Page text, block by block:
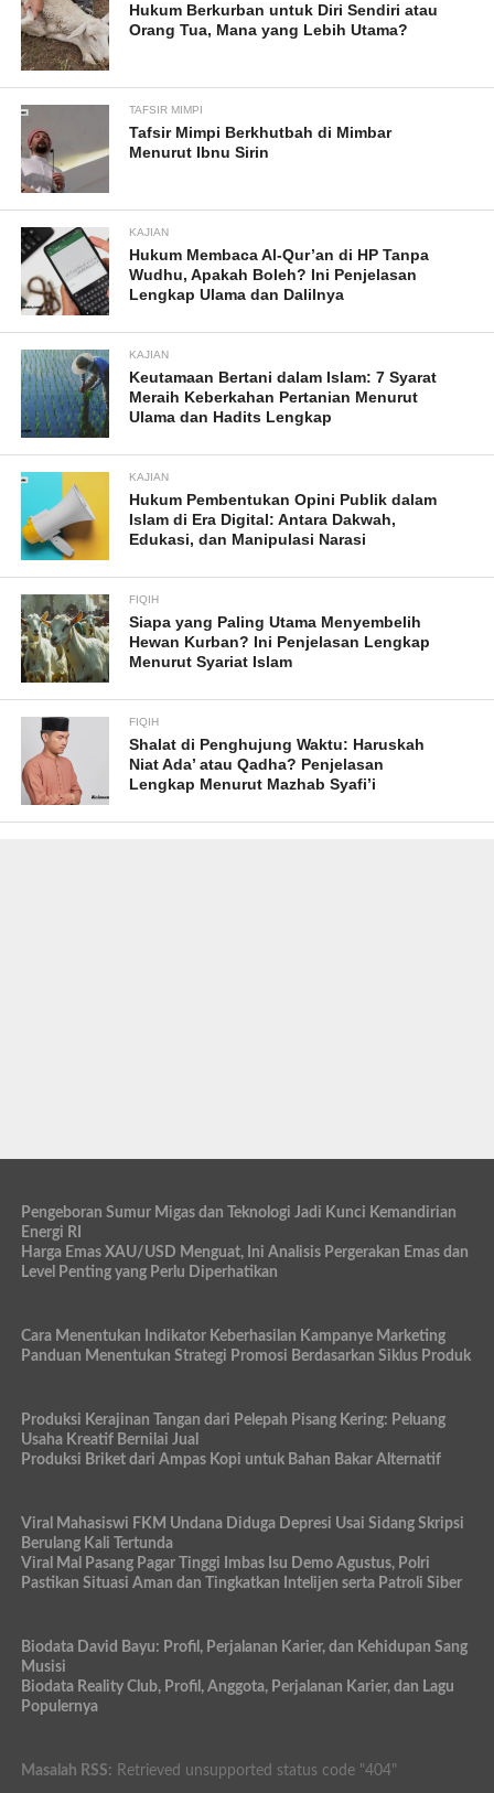
Hukum Berkurban untuk Diri Sendiri atau
Orang Tua, Mana yang Lebih Utama?
TAFSIR MIMPI
Tafsir Mimpi Berkhutbah di Mimbar
Menurut Ibnu Sirin
KAJIAN
Hukum Membaca Al-Qur’an di HP Tanpa
Wudhu, Apakah Boleh? Ini Penjelasan
Lengkap Ulama dan Dalilnya
KAJIAN
Keutamaan Bertani dalam Islam: 7 Syarat
Meraih Keberkahan Pertanian Menurut
Ulama dan Hadits Lengkap
KAJIAN
Hukum Pembentukan Opini Publik dalam
Islam di Era Digital: Antara Dakwah,
Edukasi, dan Manipulasi Narasi
FIQIH
Siapa yang Paling Utama Menyembelih
Hewan Kurban? Ini Penjelasan Lengkap
Menurut Syariat Islam
FIQIH
Shalat di Penghujung Waktu: Haruskah
Niat Ada’ atau Qadha? Penjelasan
Lengkap Menurut Mazhab Syafi’i
Pengeboran Sumur Migas dan Teknologi Jadi Kunci Kemandirian
Energi RI
Harga Emas XAU/USD Menguat, Ini Analisis Pergerakan Emas dan
Level Penting yang Perlu Diperhatikan
Cara Menentukan Indikator Keberhasilan Kampanye Marketing
Panduan Menentukan Strategi Promosi Berdasarkan Siklus Produk
Produksi Kerajinan Tangan dari Pelepah Pisang Kering: Peluang
Usaha Kreatif Bernilai Jual
Produksi Briket dari Ampas Kopi untuk Bahan Bakar Alternatif
Viral Mahasiswi FKM Undana Diduga Depresi Usai Sidang Skripsi
Berulang Kali Tertunda
Viral Mal Pasang Pagar Tinggi Imbas Isu Demo Agustus, Polri
Pastikan Situasi Aman dan Tingkatkan Intelijen serta Patroli Siber
Biodata David Bayu: Profil, Perjalanan Karier, dan Kehidupan Sang
Musisi
Biodata Reality Club, Profil, Anggota, Perjalanan Karier, dan Lagu
Populernya
Masalah RSS: Retrieved unsupported status code "404"